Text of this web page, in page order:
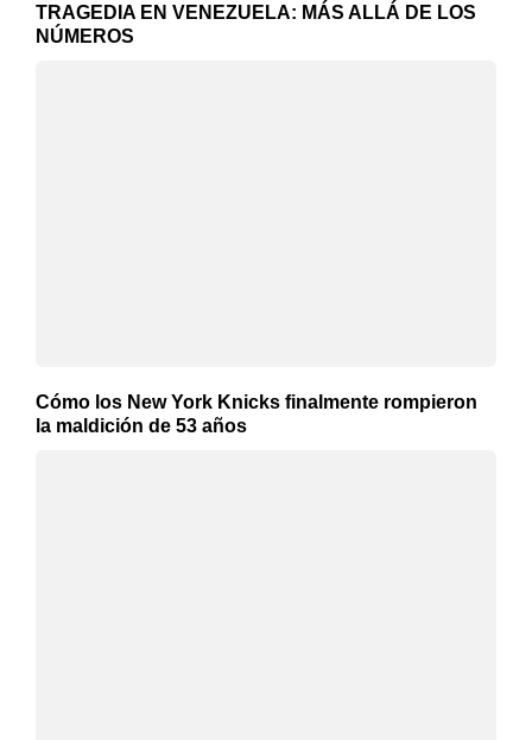
TRAGEDIA EN VENEZUELA: MÁS ALLÁ DE LOS
NÚMEROS
Cómo los New York Knicks finalmente rompieron
la maldición de 53 años